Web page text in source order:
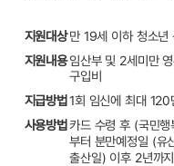
지원대상만 19세 이하 청소년
지원내용임산부 및 2세미만
구입비
지급방법 1회 임신에 최대 120
사용방법 카드 수령 후 (국민행
부터 분만예정일 (유
출산일) 이후 2년까지